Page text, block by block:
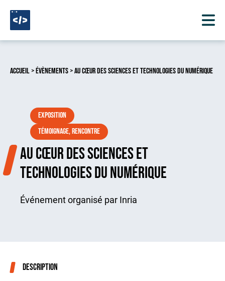
Accueil>Évènements> Au cœur des sciences et technologies du numérique
Exposition
Témoignage, rencontre
Au cœur des sciences et
technologies du numérique
Événement organisé par Inria
Description